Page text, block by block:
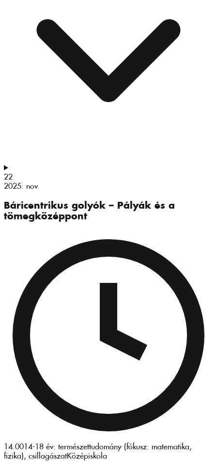
22
2025. nov.
Báricentrikus golyók – Pályák és a
tömegközéppont
14.00 14-18 év: természettudomány (fókusz: matematika,
fizika), csillagászatKözépiskola